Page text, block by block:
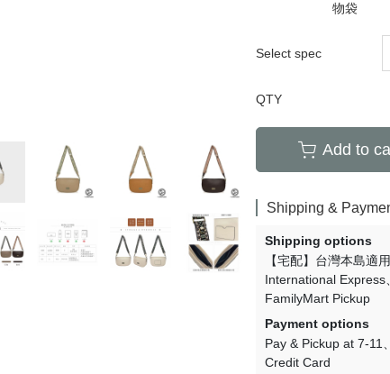
物袋
Select spec
QTY
Add to
Shipping &
Shipping options
【宅配】台灣本島適用
International Express
FamilyMart Pickup
Payment options
Pay & Pickup at 7-11
Credit Card